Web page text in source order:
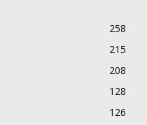
258
215
208
128
126